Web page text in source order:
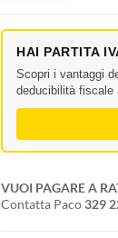
HAI PARTITA
Scopri i vantaggi
deducibilità fiscale
VUOI PAGARE A
Contatta Paco329